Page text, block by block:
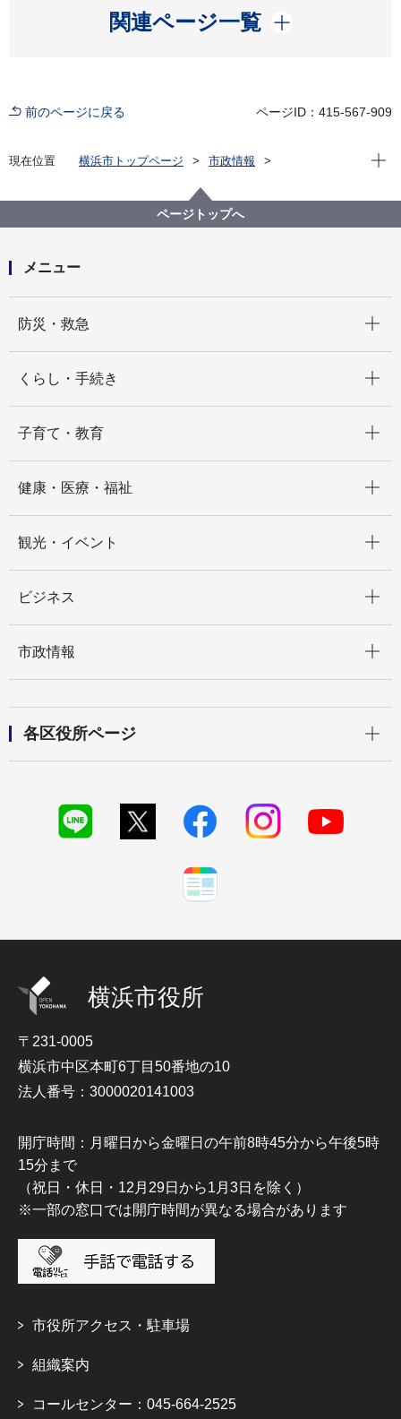
関連ページ一覧
開く
前のページに戻る ページID：415-567-909
現在位置 横浜市トップページ
市政情報
令和７年６月１日付け人事異動
現在
ページトップへ
メニュー
防災・救急
くらし・手続き
子育て・教育
健康・医療・福祉
観光・イベント
ビジネス
市政情報
各区役所ページ
横浜市役所
〒231-0005
横浜市中区本町6丁目50番地の10
法人番号：3000020141003
開庁時間：月曜日から金曜日の午前8時45分から午後5時
15分まで
（祝日・休日・12月29日から1月3日を除く）
※一部の窓口では開庁時間が異なる場合があります
市役所アクセス・駐車場
組織案内
コールセンター：045-664-2525